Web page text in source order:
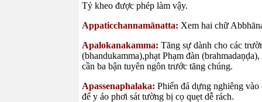
Tỷ kheo được phép làm vậy.
Appaticchannamānatta: Xem hai chữ
Apalokanakamma: Tăng sự dành cho các
(bhandukamma),phạt Phạm đàn
cần ba bận tuyên ngôn trước tăng chúng.
Apassenaphalaka: Phiến đá dựng nghiêng
để y áo phơi sát tường bị cọ quẹt dễ rách.